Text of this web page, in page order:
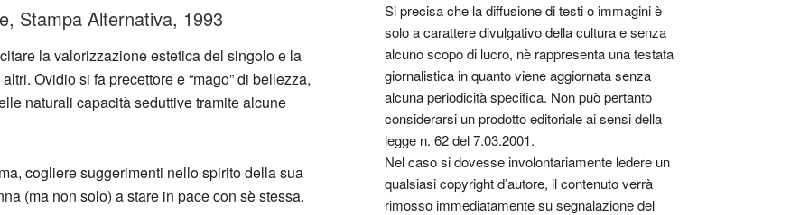
Stampa Alternativa, 1993
la valorizzazione estetica del singolo e la
Ovidio si fa precettore e “mago” di bellezza,
naturali capacità seduttive tramite alcune
cogliere suggerimenti nello spirito della sua
(ma non solo) a stare in pace con sè stessa.
Si precisa che la diffusione di testi o immagini è
solo a carattere divulgativo della cultura e senza
alcuno scopo di lucro, nè rappresenta una testata
giornalistica in quanto viene aggiornata senza
alcuna periodicità specifica. Non può pertanto
considerarsi un prodotto editoriale ai sensi della
legge n. 62 del 7.03.2001.
Nel caso si dovesse involontariamente ledere un
qualsiasi copyright d’autore, il contenuto verrà
rimosso immediatamente su segnalazione del